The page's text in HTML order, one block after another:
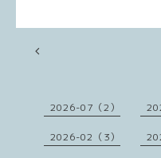
2026-07（2）
2026-02（3）